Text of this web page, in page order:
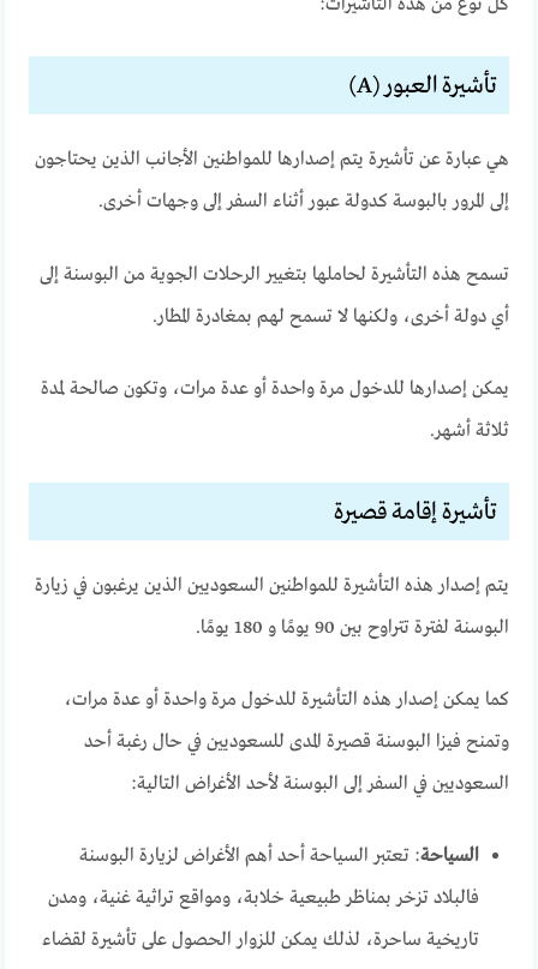
كل نوع من هذه التأشيرات:
تأشيرة العبور (A)
هي عبارة عن تأشيرة يتم إصدارها للمواطنين الأجانب الذين يحتاجون
إلى المرور بالبوسة كدولة عبور أثناء السفر إلى وجهات أخرى.
تسمح هذه التأشيرة لحاملها بتغيير الرحلات الجوية من البوسنة إلى
أي دولة أخرى، ولكنها لا تسمح لهم بمغادرة المطار.
يمكن إصدارها للدخول مرة واحدة أو عدة مرات، وتكون صالحة لمدة
ثلاثة أشهر.
تأشيرة إقامة قصيرة
يتم إصدار هذه التأشيرة للمواطنين السعوديين الذين يرغبون في زيارة
البوسنة لفترة تتراوح بين 90 يومًا و 180 يومًا.
كما يمكن إصدار هذه التأشيرة للدخول مرة واحدة أو عدة مرات،
وتمنح فيزا البوسنة قصيرة المدى للسعوديين في حال رغبة أحد
السعوديين في السفر إلى البوسنة لأحد الأغراض التالية:
السياحة:تعتبر السياحة أحد أهم الأغراض لزيارة البوسنة
فالبلاد تزخر بمناظر طبيعية خلابة، ومواقع تراثية غنية، ومدن
تاريخية ساحرة، لذلك يمكن للزوار الحصول على تأشيرة لقضاء